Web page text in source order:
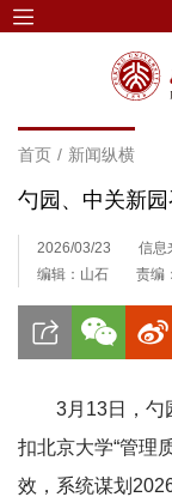
首页 / 新闻纵横
勺园、中关新
2026/03/23
信息
编辑：山石
责编
3月13日，勺
扣北京大学“管理
效，系统谋划